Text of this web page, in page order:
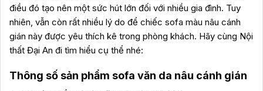
điều đó tạo nên một sức hút lớn đối với nhiều gia đình. Tuy
nhiên, vẫn còn rất nhiều lý do để chiếc sofa màu nâu cánh
gián này được yêu thích kê trong phòng khách. Hãy cùng Nội
thất Đại An đi tìm hiểu cụ thể nhé:
Thông số sản phẩm sofa văn da nâu cánh gián